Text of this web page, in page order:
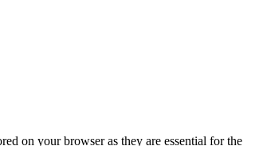
on your browser as they are essential for the